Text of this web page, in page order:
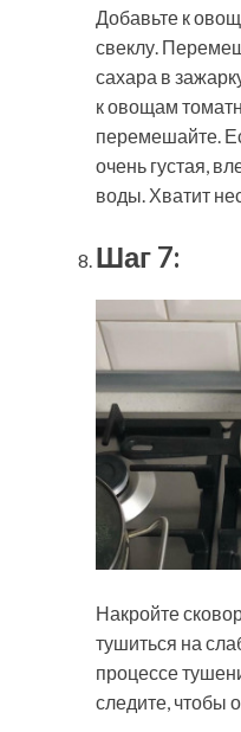
Добавьте к
свеклу.
сахара в
к овощам
перемешайте.
очень густая,
воды. Хватит
Шаг 7:
Накройте
тушиться на
процессе
следите, чтобы